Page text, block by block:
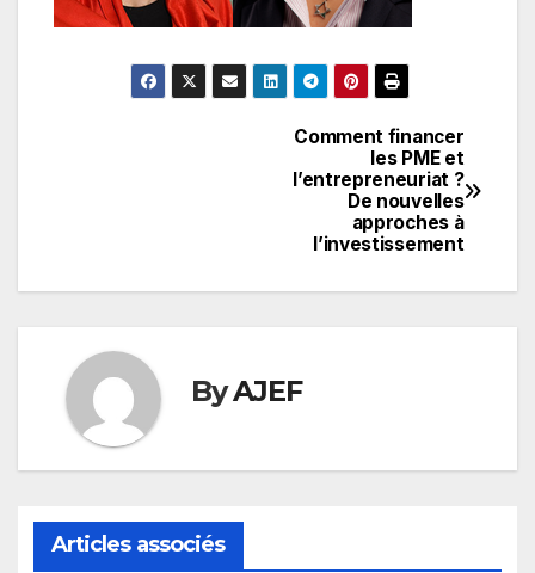
Comment financer
les PME et
l’entrepreneuriat ?
De nouvelles
approches à
l’investissement
ByAJEF
Articles associés